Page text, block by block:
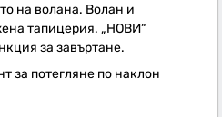
на волана. Волан и
тапицерия. „НОВИ“
за завъртане.
за потегляне по наклон